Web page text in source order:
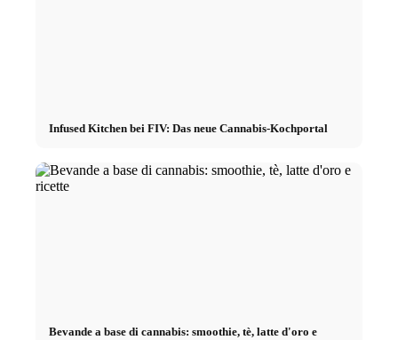
Infused Kitchen bei FIV: Das neue Cannabis-Kochportal
Bevande a base di cannabis: smoothie, tè, latte d'oro e